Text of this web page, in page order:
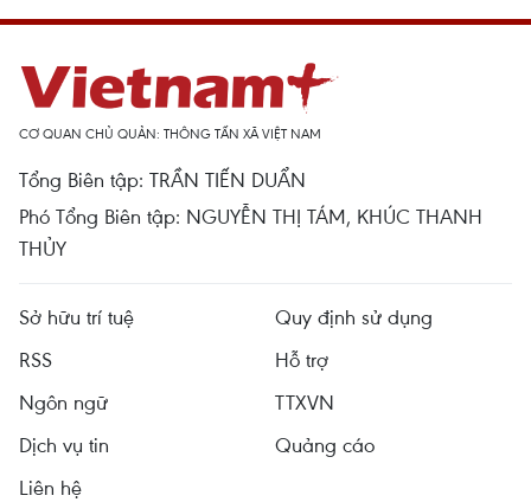
CƠ QUAN CHỦ QUẢN: THÔNG TẤN XÃ VIỆT NAM
Tổng Biên tập: TRẦN TIẾN DUẨN
Phó Tổng Biên tập: NGUYỄN THỊ TÁM, KHÚC THANH
THỦY
Sở hữu trí tuệ
Quy định sử dụng
RSS
Hỗ trợ
Ngôn ngữ
TTXVN
Dịch vụ tin
Quảng cáo
Liên hệ